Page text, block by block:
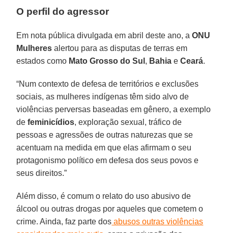
O perfil do agressor
Em nota pública divulgada em abril deste ano, aONU
Mulheres alertou para as disputas de terras em
estados como Mato Grosso do Sul , Bahia eCeará.
“Num contexto de defesa de territórios e exclusões
sociais, as mulheres indígenas têm sido alvo de
violências perversas baseadas em gênero, a exemplo
defeminicídios, exploração sexual, tráfico de
pessoas e agressões de outras naturezas que se
acentuam na medida em que elas afirmam o seu
protagonismo político em defesa dos seus povos e
seus direitos.”
Além disso, é comum o relato do uso abusivo de
álcool ou outras drogas por aqueles que cometem o
crime. Ainda, faz parte dos abusos outras violências